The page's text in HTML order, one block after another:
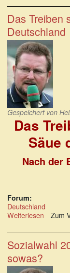
Billionen
bei
den
Armen?
Das Treiben
Deutschland
Gespeichert von
Das
Säue
Nach der
Forum:
Deutschland
Weiterlesen über
Treiben
Säue
Zum
Sozialwahl
sowas?